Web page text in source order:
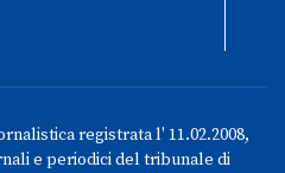
registrata l' 11.02.2008,
e periodici del tribunale di